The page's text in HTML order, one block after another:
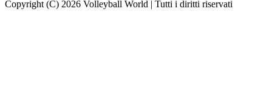
Copyright (C) 2026 Volleyball World | Tutti i diritti riservati